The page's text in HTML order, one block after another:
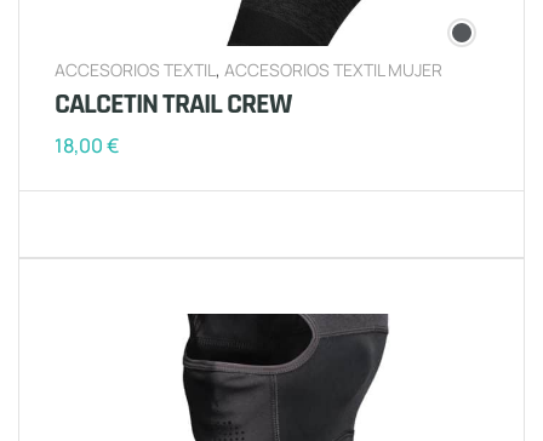
ACCESORIOS TEXTIL, ACCESORIOS TEXTIL MUJER
CALCETIN TRAIL CREW
18,00€